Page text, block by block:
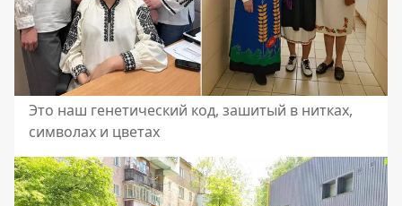
Это наш генетический код, зашитый в нитках,
символах и цветах